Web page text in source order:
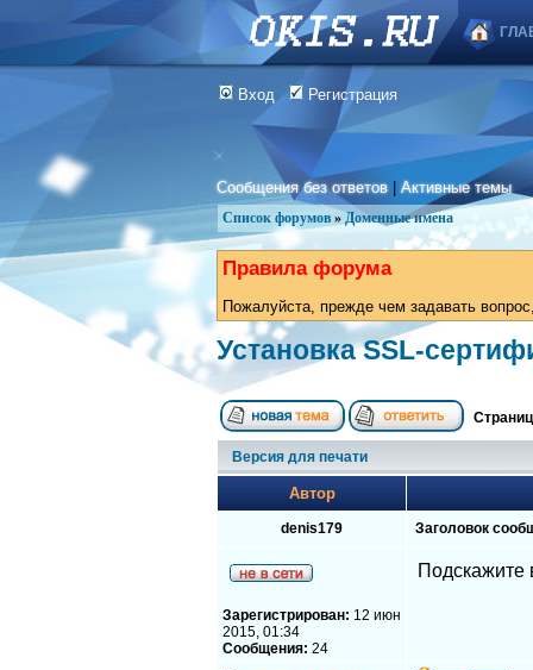
Вход Регистрация
Сообщения без ответов |Активные темы
Список форумов » Доменные имена
Правила форума
Пожалуйста, прежде чем задавать
Установка SSL-
Версия для печати
Автор
denis179 Заголовок
Зарегистрирован: 12 июн
2015, 01:34
Сообщения: 24
Подскажите